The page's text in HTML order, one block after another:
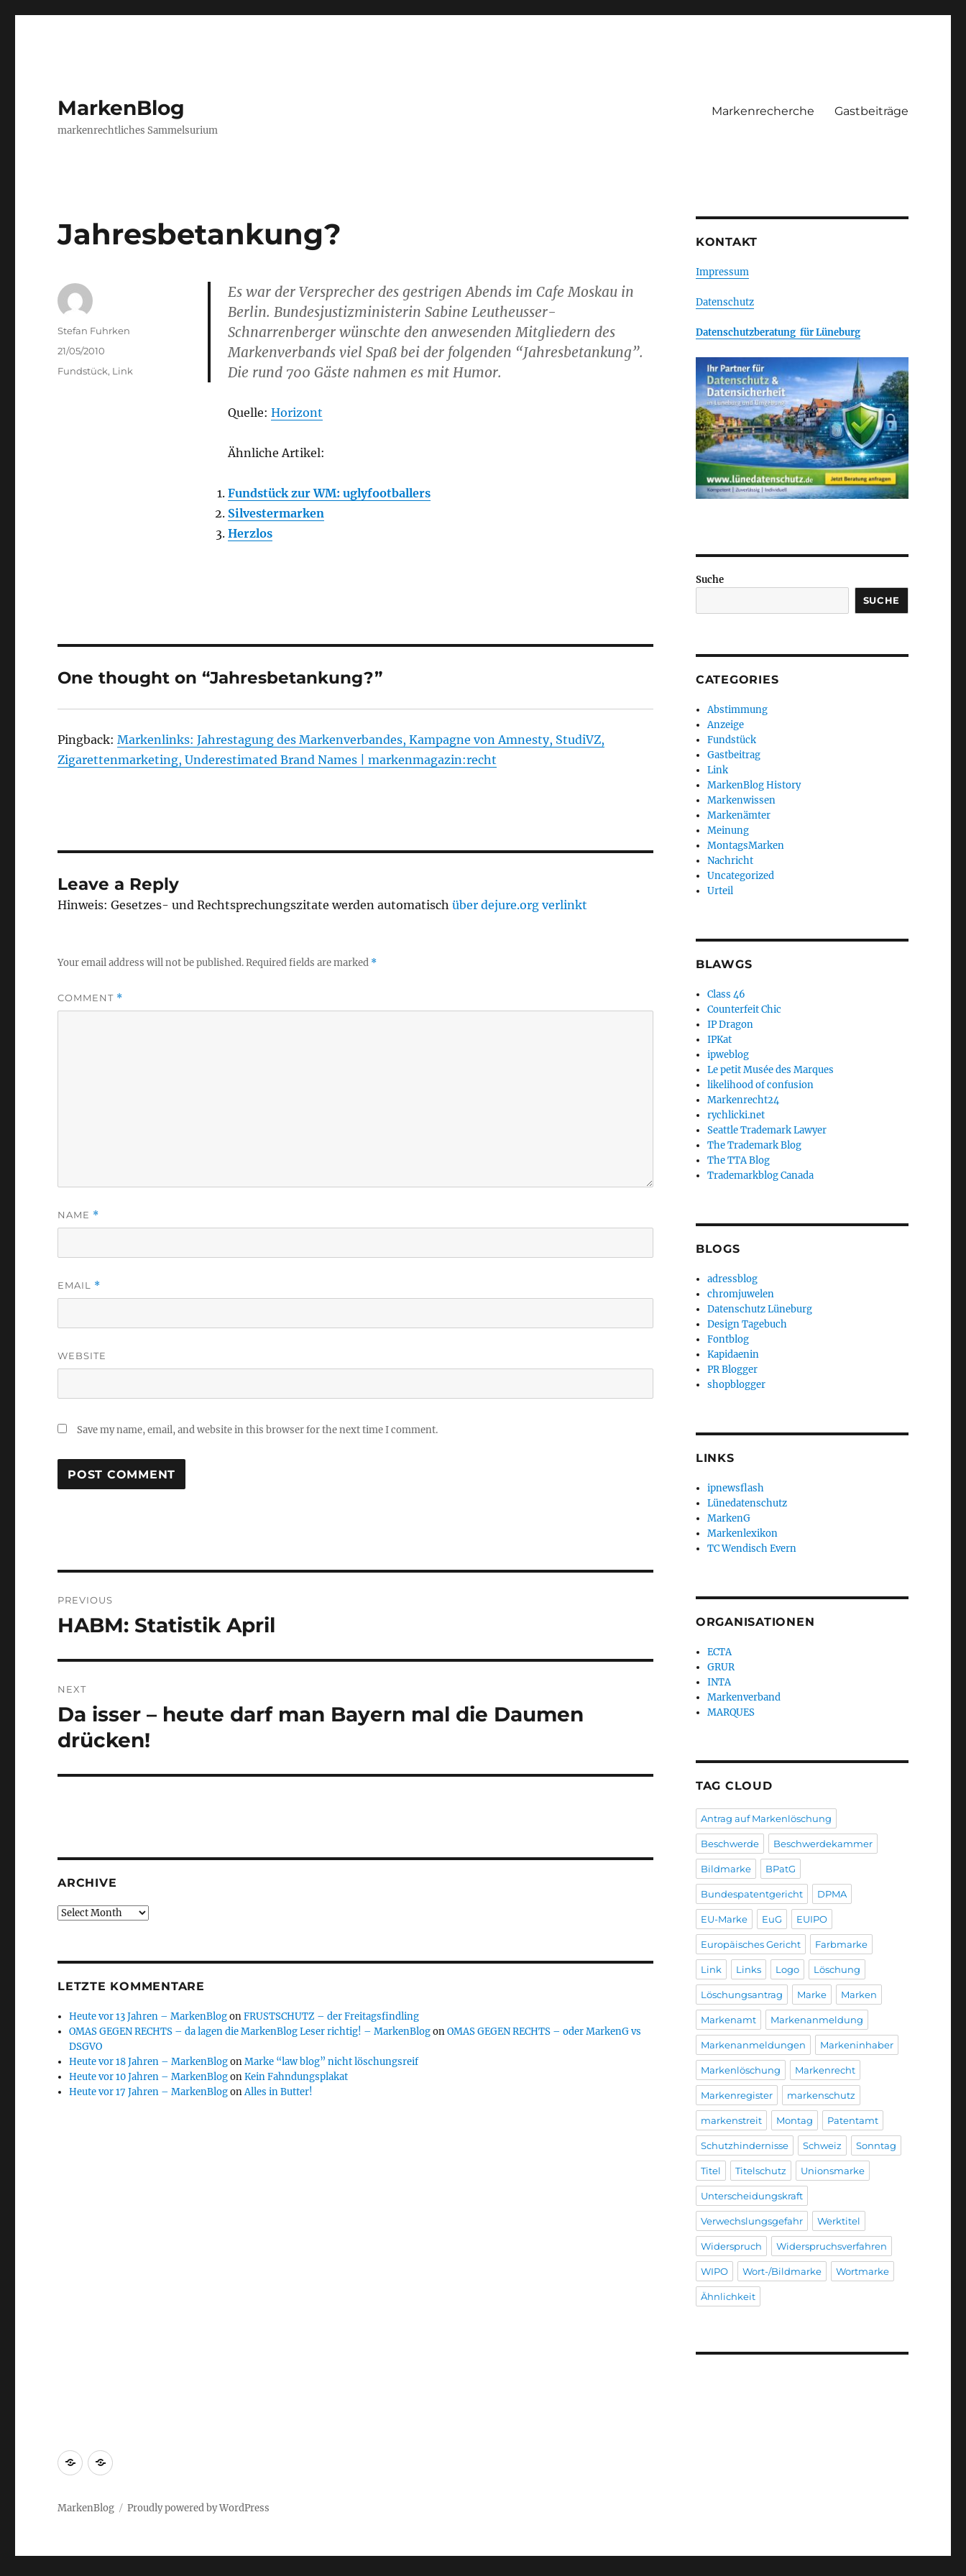
MarkenBlog
markenrechtliches Sammelsurium
Markenrecherche Gastbeiträge
Jahresbetankung?
Es war der Versprecher des gestrigen Abends im Cafe Moskau in
Berlin. Bundesjustizministerin Sabine Leutheusser-
Schnarrenberger wünschte den anwesenden Mitgliedern des
Markenverbands viel Spaß bei der folgenden “Jahresbetankung”.
Die rund 700 Gäste nahmen es mit Humor.
Quelle: Horizont
Ähnliche Artikel:
Fundstück zur WM: uglyfootballers
Silvestermarken
Herzlos
Author
Stefan Fuhrken
Posted
21/05/2010
Categories
Fundstück, Link
One thought on “Jahresbetankung?”
Pingback:Markenlinks: Jahrestagung des Markenverbandes, Kampagne von Amnesty, StudiVZ,
Zigarettenmarketing, Underestimated Brand Names | markenmagazin:recht
Leave a Reply
Hinweis: Gesetzes- und Rechtsprechungszitate werden automatischüber dejure.org verlinkt
Your email address will not be published.Required fields are marked *
COMMENT *
NAME *
EMAIL *
WEBSITE
Save my name, email, and website in this browser for the next time I comment.
navigation
PREVIOUS
Previous
HABM: Statistik April
NEXT
Next
post:
Da isser – heute darf man Bayern mal die Daumen
drücken!
ARCHIVE
Archive
LETZTE KOMMENTARE
Heute vor 13 Jahren – MarkenBlogonFRUSTSCHUTZ – der Freitagsfindling
OMAS GEGEN RECHTS – da lagen die MarkenBlog Leser richtig! – MarkenBlogonOMAS GEGEN RECHTS – oder MarkenG vs
DSGVO
Heute vor 18 Jahren – MarkenBlogonMarke “law blog” nicht löschungsreif
Heute vor 10 Jahren – MarkenBlogonKein Fahndungsplakat
Heute vor 17 Jahren – MarkenBlogonAlles in Butter!
KONTAKT
Impressum
Datenschutz
Datenschutzberatung für Lüneburg
Suche
SUCHE
CATEGORIES
Abstimmung
Anzeige
Fundstück
Gastbeitrag
Link
MarkenBlog History
Markenwissen
Markenämter
Meinung
MontagsMarken
Nachricht
Uncategorized
Urteil
BLAWGS
Class 46
Counterfeit Chic
IP Dragon
IPKat
ipweblog
Le petit Musée des Marques
likelihood of confusion
Markenrecht24
rychlicki.net
Seattle Trademark Lawyer
The Trademark Blog
The TTA Blog
Trademarkblog Canada
BLOGS
adressblog
chromjuwelen
Datenschutz Lüneburg
Design Tagebuch
Fontblog
Kapidaenin
PR Blogger
shopblogger
LINKS
ipnewsflash
Lünedatenschutz
MarkenG
Markenlexikon
TC Wendisch Evern
ORGANISATIONEN
ECTA
GRUR
INTA
Markenverband
MARQUES
TAG CLOUD
Antrag auf Markenlöschung
Beschwerde Beschwerdekammer
Bildmarke BPatG
Bundespatentgericht DPMA
EU-Marke EuG EUIPO
Europäisches Gericht Farbmarke
Link Links Logo Löschung
Löschungsantrag Marke Marken
Markenamt Markenanmeldung
Markenanmeldungen Markeninhaber
Markenlöschung Markenrecht
Markenregister markenschutz
markenstreit Montag Patentamt
Schutzhindernisse Schweiz Sonntag
Titel Titelschutz Unionsmarke
Unterscheidungskraft
Verwechslungsgefahr Werktitel
Widerspruch Widerspruchsverfahren
WIPO Wort-/Bildmarke Wortmarke
Ähnlichkeit
Markenrecherche
Gastbeiträge
MarkenBlog Proudly powered by WordPress